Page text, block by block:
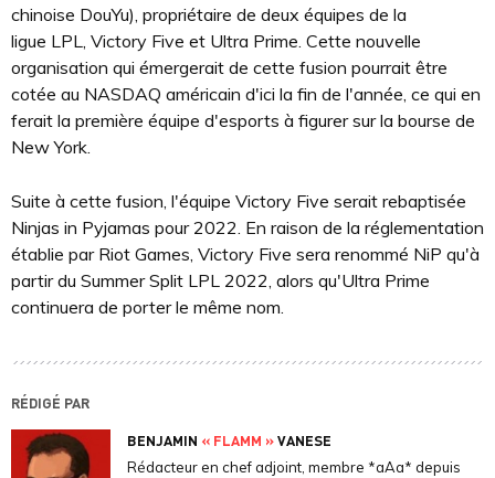
chinoise DouYu), propriétaire de deux équipes de la
ligue LPL, Victory Five et Ultra Prime. Cette nouvelle
organisation qui émergerait de cette fusion pourrait être
cotée au NASDAQ américain d'ici la fin de l'année, ce qui en
ferait la première équipe d'esports à figurer sur la bourse de
New York.
Suite à cette fusion, l'équipe Victory Five serait rebaptisée
Ninjas in Pyjamas pour 2022. En raison de la réglementation
établie par Riot Games, Victory Five sera renommé NiP qu'à
partir du Summer Split LPL 2022, alors qu'Ultra Prime
continuera de porter le même nom.
RÉDIGÉ PAR
BENJAMIN « FLAMM »VANESE
Rédacteur en chef adjoint, membre *aAa* depuis